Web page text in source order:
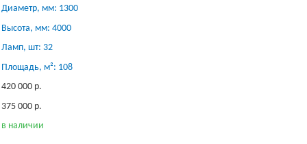
Диаметр, мм: 1300
Высота, мм: 4000
Ламп, шт: 32
Площадь, м²: 108
420 000 р.
375 000 р.
в наличии